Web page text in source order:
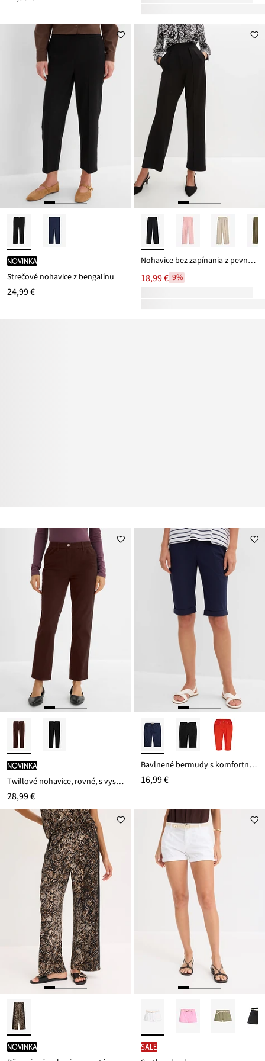
novinka
Strečové nohavice z bengalínu
24,99 €
Nohavice bez zapínania z pevnej kvality Interlock
18,99 €-9%
novinka
Twillové nohavice, rovné, s vysokým pásom
28,99 €
Bavlnené bermudy s komfortným pásom z bavlneného mixu
16,99 €
novinka SALE